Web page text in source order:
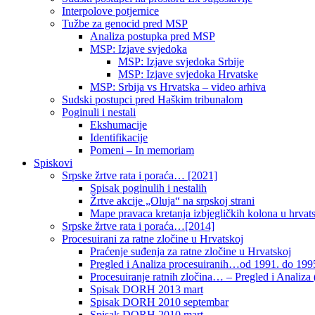
Interpolove potjernice
Tužbe za genocid pred MSP
Analiza postupka pred MSP
MSP: Izjave svjedoka
MSP: Izjave svjedoka Srbije
MSP: Izjave svjedoka Hrvatske
MSP: Srbija vs Hrvatska – video arhiva
Sudski postupci pred Haškim tribunalom
Poginuli i nestali
Ekshumacije
Identifikacije
Pomeni – In memoriam
Spiskovi
Srpske žrtve rata i poraća… [2021]
Spisak poginulih i nestalih
Žrtve akcije „Oluja“ na srpskoj strani
Mape pravaca kretanja izbjegličkih kolona u
Srpske žrtve rata i poraća…[2014]
Procesuirani za ratne zločine u Hrvatskoj
Praćenje suđenja za ratne zločine u Hrvatskoj
Pregled i Analiza procesuiranih…od 1991. do
Procesuiranje ratnih zločina… – Pregled i Analiza
Spisak DORH 2013 mart
Spisak DORH 2010 septembar